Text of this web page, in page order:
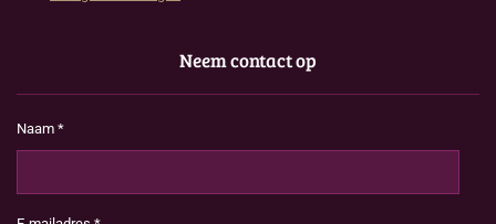
Neem contact op
Naam *